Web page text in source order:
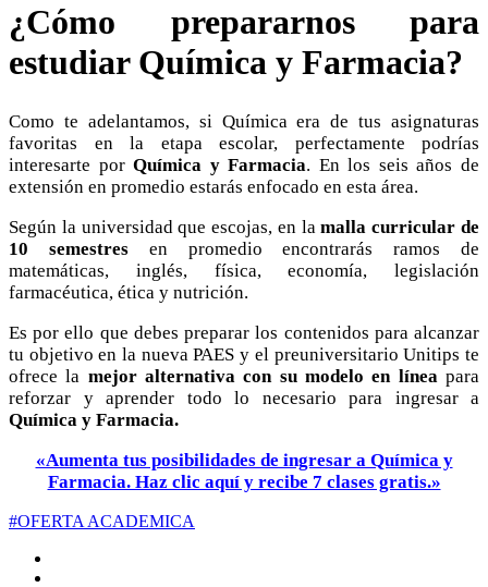
¿Cómo prepararnos para
estudiar Química y Farmacia?
Como te adelantamos, si Química era de tus asignaturas
favoritas en la etapa escolar, perfectamente podrías
interesarte porQuímica y Farmacia. En los seis años de
extensión en promedio estarás enfocado en esta área.
Según la universidad que escojas, en lamalla curricular de
10 semestresen promedio encontrarás ramos de
matemáticas, inglés, física, economía, legislación
farmacéutica, ética y nutrición.
Es por ello que debes preparar los contenidos para alcanzar
tu objetivo en la nueva PAES y el preuniversitario Unitips te
ofrece la mejor alternativa con su modelo en líneapara
reforzar y aprender todo lo necesario para ingresar a
Química y Farmacia.
«Aumenta tus posibilidades de ingresar a Química y
Farmacia. Haz clic aquí y recibe 7 clases gratis.»
#OFERTA ACADEMICA